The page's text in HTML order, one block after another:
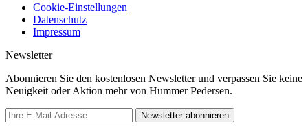
Cookie-Einstellungen
Datenschutz
Impressum
Newsletter
Abonnieren Sie den kostenlosen Newsletter und verpassen Sie keine
Neuigkeit oder Aktion mehr von Hummer Pedersen.
Newsletter abonnieren